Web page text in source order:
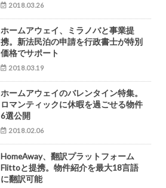
2018.03.26
ホームアウェイ、ミラノバと事業提
携。新法民泊の申請を行政書士が特別
価格でサポート
2018.03.19
ホームアウェイのバレンタイン特集。
ロマンティックに休暇を過ごせる物件
6選公開
2018.02.06
HomeAway、翻訳プラットフォーム
Flittoと提携。物件紹介を最大18言語
に翻訳可能